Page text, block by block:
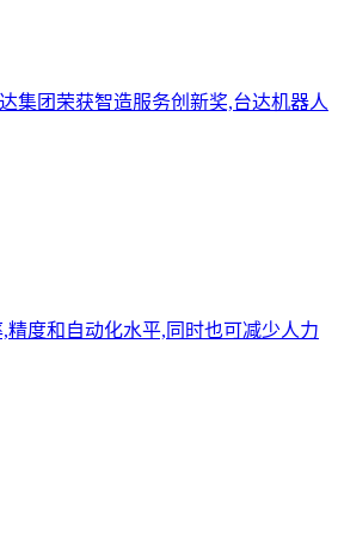
集团荣获智造服务创新奖,台达机器人
度和自动化水平,同时也可减少人力